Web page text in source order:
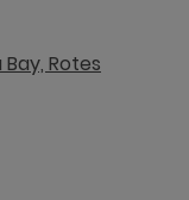
Rotes